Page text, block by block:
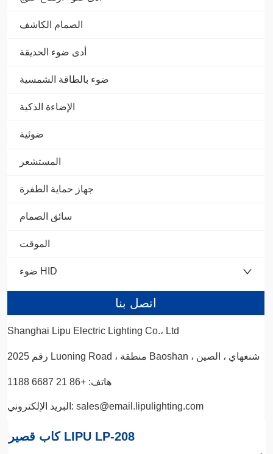
الصمام الكاشف
أدى ضوء الحديقة
ضوء بالطاقة الشمسية
الإضاءة الذكية
ضوئية
المستشعر
جهاز حماية الطفرة
سائق الصمام
الموقت
ضوء HID
اتصل بنا
Shanghai Lipu Electric Lighting Co.، Ltd
رقم 2025 Luoning Road ، منطقة Baoshan ، شنغهاي ، الصين
هاتف: +86 21 6687 1188
البريد الإلكتروني: sales@email.lipulighting.com
كاب قصير LIPU LP-208